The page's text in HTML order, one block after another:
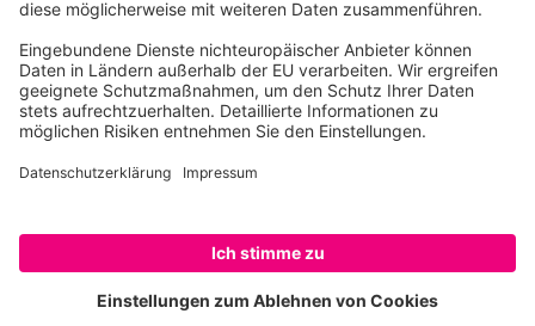
Umsatzsteuer-Identifikationsnummer: DE 114236103
Freistellungsbescheid: Als gemeinnützige Körperschaft befreit
von der Körperschaftssteuer gem. §5 I 9 KStg. unter der
Steuernummer 27/641/09321